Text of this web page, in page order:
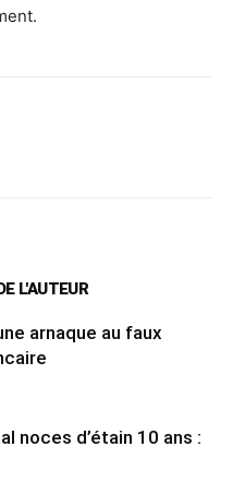
L'AUTEUR
arnaque au faux
noces d’étain 10 ans :